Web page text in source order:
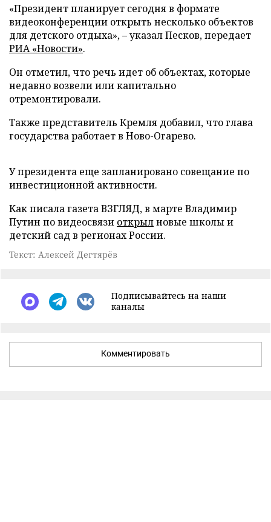
«Президент планирует сегодня в формате
видеоконференции открыть несколько объектов
для детского отдыха», – указал Песков, передает
РИА «Новости».
Он отметил, что речь идет об объектах, которые
недавно возвели или капитально
отремонтировали.
Также представитель Кремля добавил, что глава
государства работает в Ново-Огарево.
У президента еще запланировано совещание по
инвестиционной активности.
Как писала газета ВЗГЛЯД, в марте Владимир
Путин по видеосвязи открылновые школы и
детский сад в регионах России.
Текст: Алексей Дегтярёв
Подписывайтесь на наши
каналы
Комментировать